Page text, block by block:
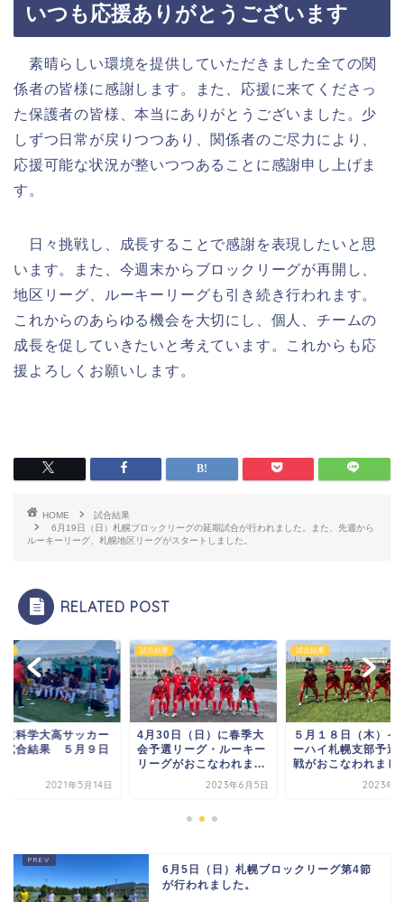
いつも応援ありがとうございます
素晴らしい環境を提供していただきました全ての関
係者の皆様に感謝します。また、応援に来てくださっ
た保護者の皆様、本当にありがとうございました。少
しずつ日常が戻りつつあり、関係者のご尽力により、
応援可能な状況が整いつつあることに感謝申し上げま
す。
日々挑戦し、成長することで感謝を表現したいと思
います。また、今週末からブロックリーグが再開し、
地区リーグ、ルーキーリーグも引き続き行われます。
これからのあらゆる機会を大切にし、個人、チームの
成長を促していきたいと考えています。これからも応
援よろしくお願いします。
HOME
試合結果
6月19日（日）札幌ブロックリーグの延期試合が行われました。また、先週から
ルーキーリーグ、札幌地区リーグがスタートしました。
RELATED POST
道科学大高サッカー
合結果 ５月９日
2021年5月14日
試合結果
4月30日（日）に春季大
会予選リーグ・ルーキー
リーグがおこなわれま...
2023年6月5日
試合結果
５月１８日（木）イ
ーハイ札幌支部予選
戦がおこなわれまし
2023年7
6月5日（日）札幌ブロックリーグ第4節
が行われました。